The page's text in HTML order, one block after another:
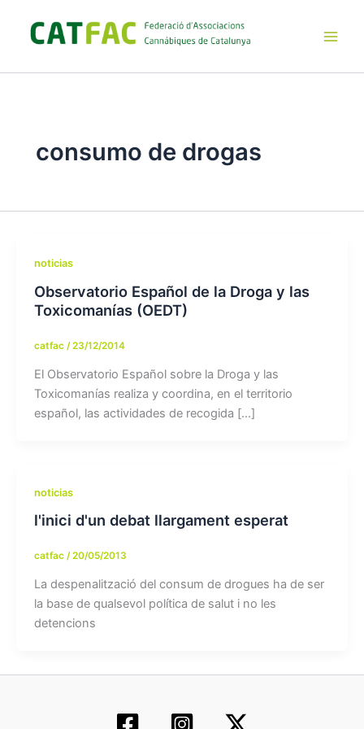
contenido
consumo de drogas
noticias
Observatorio Español de la Droga y las
Toxicomanías (OEDT)
catfac /23/12/2014
El Observatorio Español sobre la Droga y las
Toxicomanías realiza y coordina, en el territorio
español, las actividades de recogida […]
noticias
l'inici d'un debat llargament esperat
catfac /20/05/2013
La despenalització del consum de drogues ha de ser
la base de qualsevol política de salut i no les
detencions